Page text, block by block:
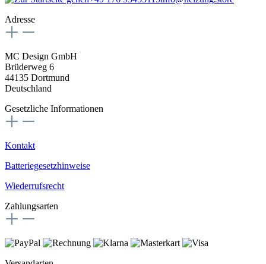
Adresse
MC Design GmbH
Brüderweg 6
44135 Dortmund
Deutschland
Gesetzliche Informationen
Kontakt
Batteriegesetzhinweise
Wiederrufsrecht
Zahlungsarten